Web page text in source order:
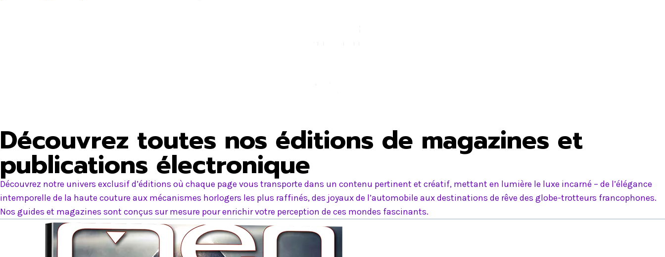
Découvrez toutes nos éditions de magazines et
publications électronique
Découvrez notre univers exclusif d’éditions où chaque page vous transporte dans un contenu pertinent et créatif, mettant en lumière le luxe incarné – de l’élégance
intemporelle de la haute couture aux mécanismes horlogers les plus raffinés, des joyaux de l’automobile aux destinations de rêve des globe-trotteurs francophones.
Nos guides et magazines sont conçus sur mesure pour enrichir votre perception de ces mondes fascinants.